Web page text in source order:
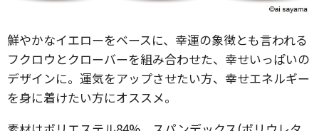
鮮やかなイエローをベースに、幸運の象徴とも言われる
フクロウとクローバーを組み合わせた、幸せいっぱいの
デザインに。運気をアップさせたい方、幸せエネルギー
を身に着けたい方にオススメ。